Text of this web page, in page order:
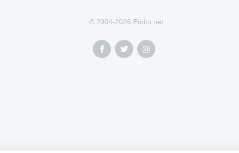
© 2004-2026 Emito.net